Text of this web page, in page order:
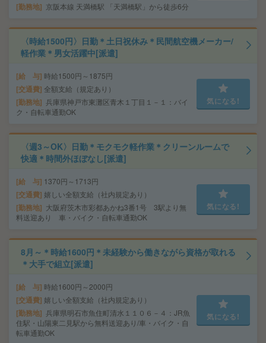
勤務地 京阪本線 天満橋駅 「天満橋駅」から徒歩6分
〈時給1500円〉日勤＊土日祝休み＊民間航空機メーカー/
軽作業＊男女活躍中[派遣]
給 与 時給1500円～1875円
交通費 全額支給（規定あり）
勤務地 兵庫県神戸市東灘区青木１丁目１－１：バイ
ク・自転車通勤OK
気になる!
〈週3～OK〉日勤＊モクモク軽作業＊クリーンルームで
快適＊時間外ほぼなし[派遣]
給 与 1370円～1713円
交通費 嬉しい全額支給（社内規定あり）
勤務地
大阪府茨木市彩都あかね3番1号 3駅より無
料送迎あり 車・バイク・自転車通勤OK
気になる!
8月～＊時給1600円＊未経験から働きながら資格が取れる
＊大手で組立[派遣]
給 与 時給1600円～2000円
交通費 嬉しい全額支給（社内規定あり）
勤務地 兵庫県明石市魚住町清水１１０６－４：JR魚
住駅・山陽東二見駅から無料送迎あり/車・バイク・自
転車通勤OK
気になる!